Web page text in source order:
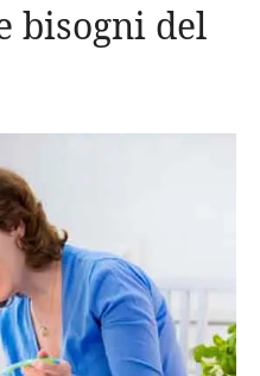
bisogni del